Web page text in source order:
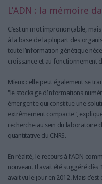
L’ADN : la mémoire
C’est un mot imprononçable,
à la base de la plupart des
toute l’information génétique
croissance et au fonctionnement
Mieux : elle peut également se
"le stockage d’informations
émergente qui constitue une
extrêmement compacte",
recherche au sein du laboratoire
quantitative du CNRS.
En réalité, le recours à l’ADN
nouveau. Il avait été suggéré
avait vu le jour en 2012. Mais